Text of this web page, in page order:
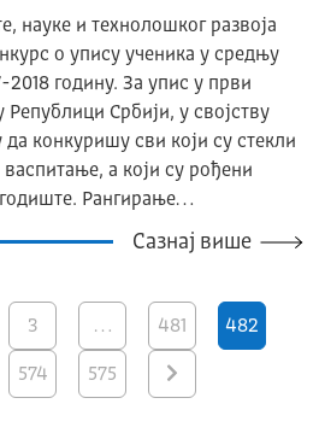
науке и технолошког развоја
о упису ученика у средњу
годину. За упис у први
Србији, у својству
конкуришу сви који су стекли
а који су рођени
годиште. Рангирање…
Сазнај више
3 … 481 482
574 575